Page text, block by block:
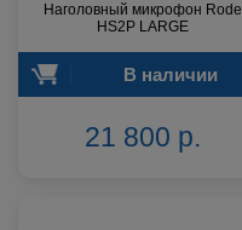
Наголовный микрофон Rode
HS2P LARGE
В наличии
21 800 р.